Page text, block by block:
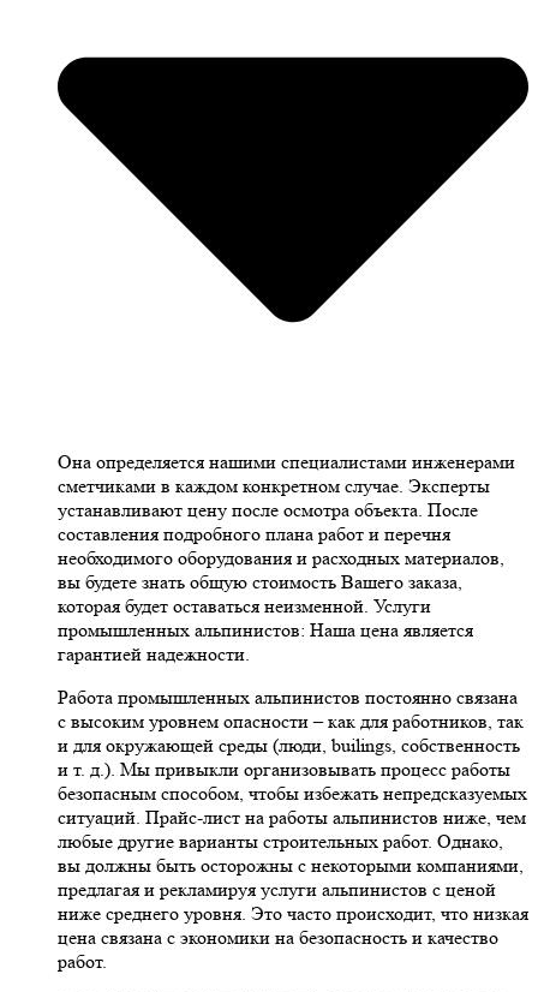
Она определяется нашими специалистами инженерами
сметчиками в каждом конкретном случае. Эксперты
устанавливают цену после осмотра объекта. После
составления подробного плана работ и перечня
необходимого оборудования и расходных материалов,
вы будете знать общую стоимость Вашего заказа,
которая будет оставаться неизменной. Услуги
промышленных альпинистов: Наша цена является
гарантией надежности.
Работа промышленных альпинистов постоянно связана
с высоким уровнем опасности – как для работников, так
и для окружающей среды (люди, builings, собственность
и т. д.). Мы привыкли организовывать процесс работы
безопасным способом, чтобы избежать непредсказуемых
ситуаций. Прайс-лист на работы альпинистов ниже, чем
любые другие варианты строительных работ. Однако,
вы должны быть осторожны с некоторыми компаниями,
предлагая и рекламируя услуги альпинистов с ценой
ниже среднего уровня. Это часто происходит, что низкая
цена связана с экономики на безопасность и качество
работ.